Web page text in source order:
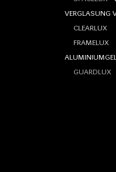
VERGLASUNG
CLEARLUX
FRAMELUX
GUARDLUX